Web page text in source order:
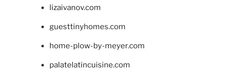
lizaivanov.com
guesttinyhomes.com
home-plow-by-meyer.com
palatelatincuisine.com